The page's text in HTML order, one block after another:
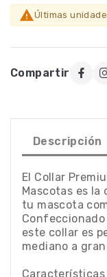
Últimas
Compartir
Descripción
El Collar
Mascotas es la
tu mascota
este collar es
mediano a